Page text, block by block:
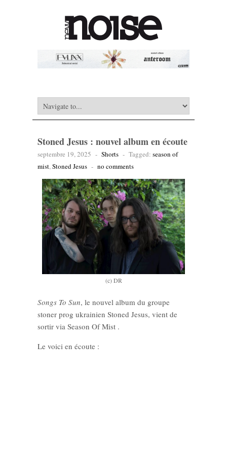
Stoned Jesus : nouvel album en écoute
septembre 19, 2025 - Shorts - Tagged: season of
mist,Stoned Jesus - no comments
(c) DR
Songs To Sun, le nouvel album du groupe
stoner prog ukrainien Stoned Jesus, vient de
sortir via Season Of Mist .
Le voici en écoute :